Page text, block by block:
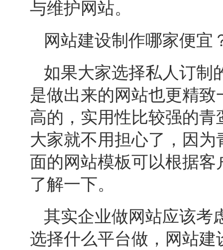
与维护网站。
网站建设制作哪家便宜
如果大家选择私人订制
是做出来的网站也更精
高的，实用性比较强的
大家就不用担心了，因
面的网站模板可以根据
了解一下。
其实企业做网站应该考
选择什么平台做， 网站建